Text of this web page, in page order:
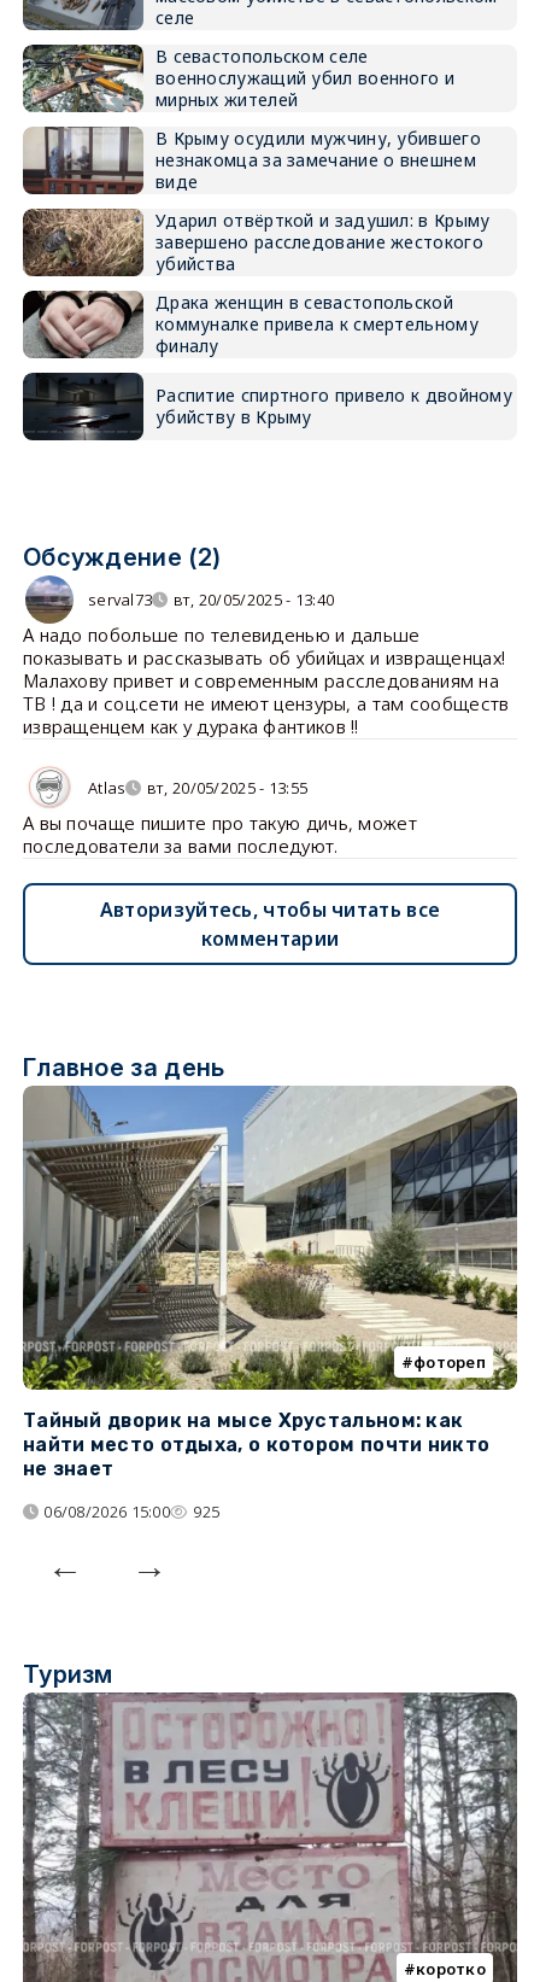
селе
В севастопольском селе
военнослужащий убил военного и
мирных жителей
В Крыму осудили мужчину, убившего
незнакомца за замечание о внешнем
виде
Ударил отвёрткой и задушил: в Крыму
завершено расследование жестокого
убийства
Драка женщин в севастопольской
коммуналке привела к смертельному
финалу
Распитие спиртного привело к двойному
убийству в Крыму
Обсуждение (2)
serval73 вт, 20/05/2025 - 13:40
А надо побольше по телевиденью и дальше
показывать и рассказывать об убийцах и извращенцах!
Малахову привет и современным расследованиям на
ТВ ! да и соц.сети не имеют цензуры, а там сообществ
извращенцем как у дурака фантиков !!
Atlas вт, 20/05/2025 - 13:55
А вы почаще пишите про такую дичь, может
последователи за вами последуют.
Авторизуйтесь, чтобы читать все
комментарии
Главное за день
фотореп
Тайный дворик на мысе Хрустальном: как
найти место отдыха, о котором почти никто
не знает
06/08/2026 15:00 925
Туризм
коротко